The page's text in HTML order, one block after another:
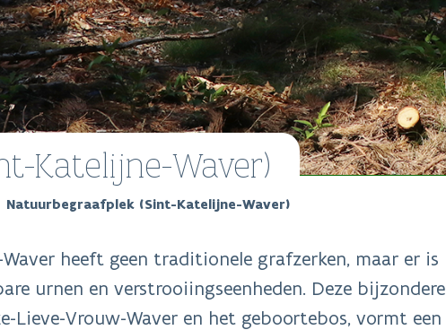
Katelijne-Waver)
Natuurbegraafplek (Sint-Katelijne-Waver)
heeft geen traditionele grafzerken, maar er is
urnen en verstrooiingseenheden. Deze bijzondere
Lieve-Vrouw-Waver en het geboortebos, vormt een